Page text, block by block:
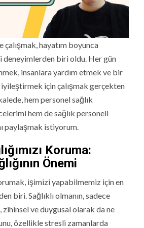
çalışmak, hayatım boyunca
deneyimlerden biri oldu. Her gün
insanlara yardım etmek ve bir
iyileştirmek için çalışmak gerçekten
hem personel sağlık
hem de sağlık personeli
paylaşmak istiyorum.
Koruma:
Önemi
işimizi yapabilmemiz için en
biri. Sağlıklı olmanın, sadece
zihinsel ve duygusal olarak da ne
özellikle stresli zamanlarda